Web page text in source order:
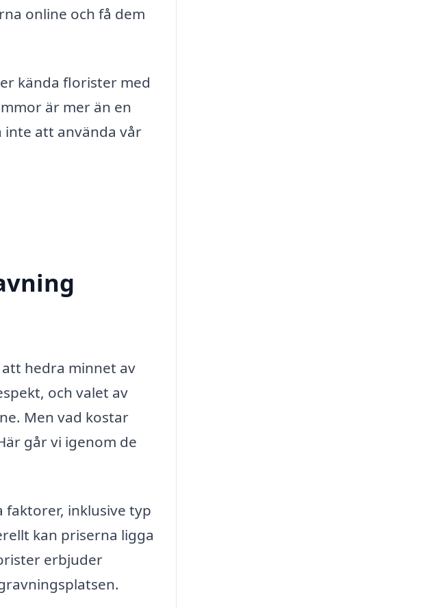
online och få dem
kända florister med
är mer än en
inte att använda vår
hedra minnet av
och valet av
Men vad kostar
går vi igenom de
inklusive typ
kan priserna ligga
erbjuder